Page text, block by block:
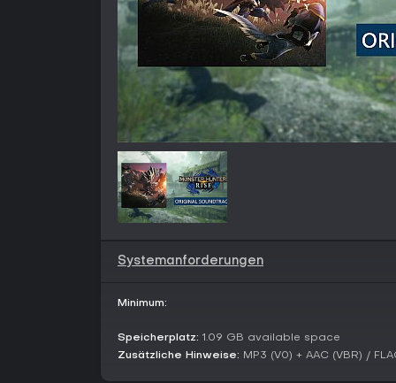
Systemanforderungen
Minimum:
Speicherplatz: 1.09 GB available space
Zusätzliche Hinweise: MP3 (V0) + AAC (VBR) /